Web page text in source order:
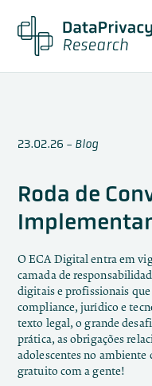
23.02.26 - Blog
Roda de
O ECA Digital entra em
camada de
digitais e profissionais
compliance, jurídico e
texto legal, o grande
prática, as obrigações
adolescentes no
gratuito com a gente!